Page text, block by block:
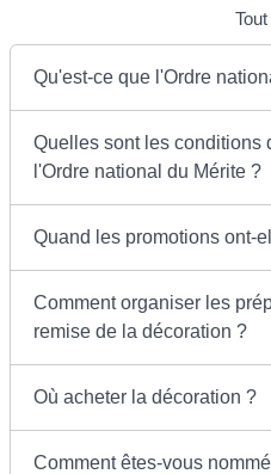
Qu'est-ce que l'Ordre
Quelles sont les conditions
l'Ordre national du Mérite ?
Quand les promotions ont-
Comment organiser les
remise de la décoration ?
Où acheter la décoration ?
Comment êtes-vous